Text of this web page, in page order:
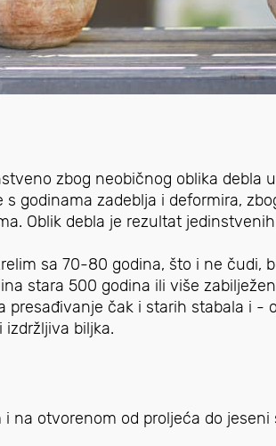
zbog neobičnog oblika debla
godinama zadeblja i deformira,
Oblik debla je rezultat
sa 70-80 godina, što i ne čudi,
stara 500 godina ili više
presađivanje čak i starih stabala i -
biljka.
na otvorenom od proljeća do